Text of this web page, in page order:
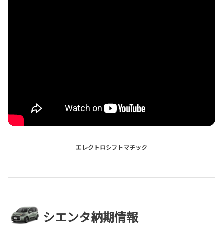
?rel=0&" frameborder="0" allow="autoplay; encrypted
-media" allowfullscreen>
エレクトロシフトマチック
シエンタ納期情報